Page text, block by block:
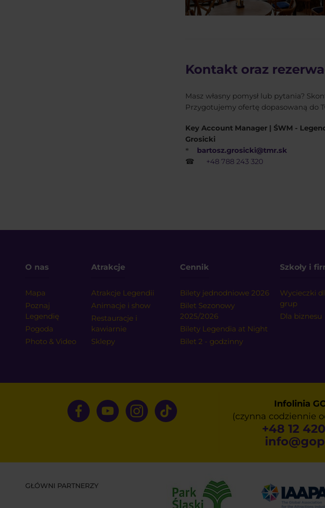
Kontakt oraz
Masz własny pomysł lub pytania?
Przygotujemy ofertę dopasowaną do
Key Account Manager | ŚWM -
Grosicki
*
bartosz.grosicki@tmr.sk
☎
+48 788 243 320
O nas
Mapa
Poznaj
Legendię
Pogoda
Photo & Video
Atrakcje
Atrakcje Legendii
Animacje i show
Restauracje i
kawiarnie
Sklepy
Cennik
Bilety jednodniowe 2026
Bilet Sezonowy
2025/2026
Bilety Legendia at Night
Bilet 2 - godzinny
Szkoły i
Wycieczki
grup
Dla biznesu
Infolinia
(czynna codziennie
+48 12
GŁÓWNI PARTNERZY